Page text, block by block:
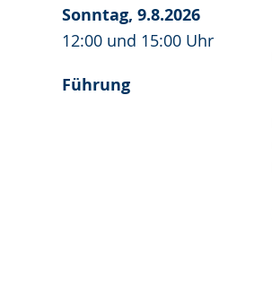
Sonntag, 9.8.2026
12:00 und 15:00 Uhr
Führung